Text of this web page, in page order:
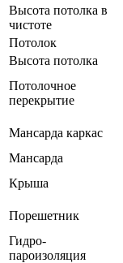
Высота потолка в
чистоте
Потолок
Высота потолка
Потолочное
перекрытие
Мансарда каркас
Мансарда
Крыша
Порешетник
Гидро-
пароизоляция